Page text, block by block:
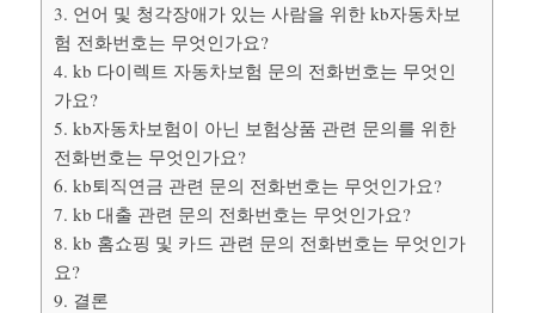
3. 언어 및 청각장애가 있는 사람을 위한 kb자동차보
험 전화번호는 무엇인가요?
4. kb 다이렉트 자동차보험 문의 전화번호는 무엇인
가요?
5. kb자동차보험이 아닌 보험상품 관련 문의를 위한
전화번호는 무엇인가요?
6. kb퇴직연금 관련 문의 전화번호는 무엇인가요?
7. kb 대출 관련 문의 전화번호는 무엇인가요?
8. kb 홈쇼핑 및 카드 관련 문의 전화번호는 무엇인가
요?
9. 결론